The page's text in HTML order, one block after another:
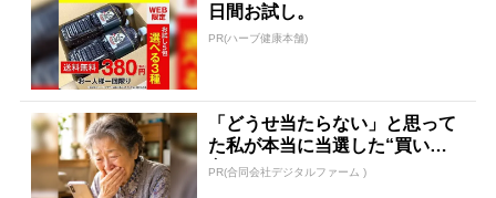
日間お試し。
PR(ハーブ健康本舗)
「どうせ当たらない」と思って
た私が本当に当選した“買い
方”がこれ
PR(合同会社デジタルファーム )